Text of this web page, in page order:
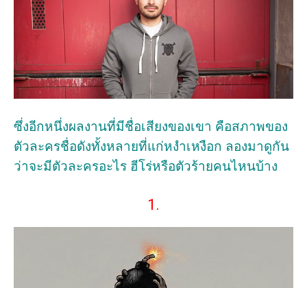
ซึ่งอีกหนึ่งผลงานที่มีชื่อเสียงของเขา คือสภาพของ
ตัวละครชื่อดังทั้งหลายที่แก่หงำเหงือก ลองมาดูกัน
ว่าจะมีตัวละครอะไร ฮีโร่หรือตัวร้ายคนไหนบ้าง
1.